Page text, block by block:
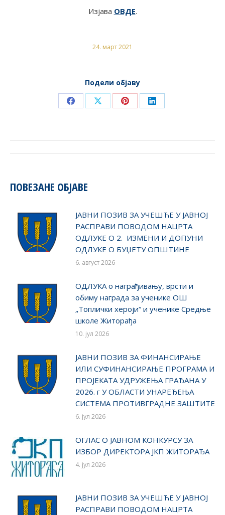
Изјава ОВДЕ.
24. март 2021
Подели објаву
Share
Facebook
Share
X
Share
Pinterest
Share
LinkedIn
ПОВЕЗАНЕ ОБЈАВЕ
ЈАВНИ ПОЗИВ ЗА УЧЕШЋЕ У ЈАВНОЈ
РАСПРАВИ ПОВОДОМ НАЦРТА
ОДЛУКЕ О 2. ИЗМЕНИ И ДОПУНИ
ОДЛУКЕ О БУЏЕТУ ОПШТИНЕ
6. август 2026
ОДЛУКA о награђивању, врсти и
обиму награда за ученике ОШ
„Топлички хероји“ и ученике Средње
школе Житорађа
10. јул 2026
ЈАВНИ ПОЗИВ ЗА ФИНАНСИРАЊЕ
ИЛИ СУФИНАНСИРАЊЕ ПРОГРАМА И
ПРОЈЕКАТА УДРУЖЕЊА ГРАЂАНА У
2026. г У ОБЛАСТИ УНАРЕЂЕЊА
СИСТЕМА ПРОТИВГРАДНЕ ЗАШТИТЕ
6. јул 2026
ОГЛАС О ЈАВНОМ КОНКУРСУ ЗА
ИЗБОР ДИРЕКТОРА ЈКП ЖИТОРАЂА
4. јул 2026
ЈАВНИ ПОЗИВ ЗА УЧЕШЋЕ У ЈАВНОЈ
РАСПРАВИ ПОВОДОМ НАЦРТА